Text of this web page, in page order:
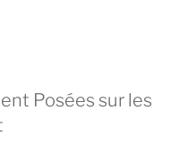
Posées sur les